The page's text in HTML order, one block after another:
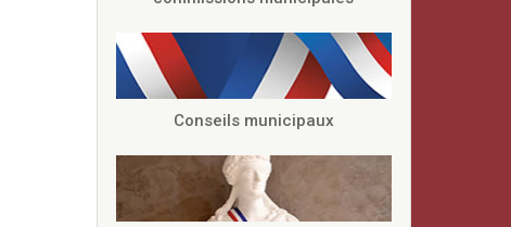
Conseils municipaux